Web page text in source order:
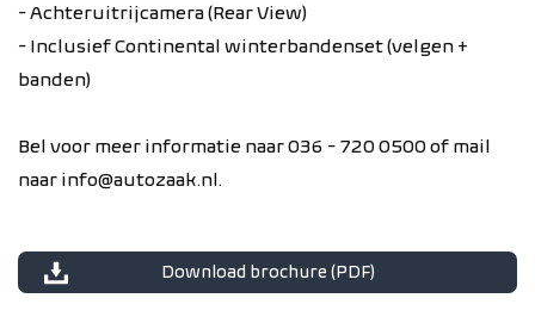
- Achteruitrijcamera (Rear View)
- Inclusief Continental winterbandenset (velgen +
banden)
Bel voor meer informatie naar 036 - 720 0500 of mail
naar info@autozaak.nl.
Download brochure (PDF)